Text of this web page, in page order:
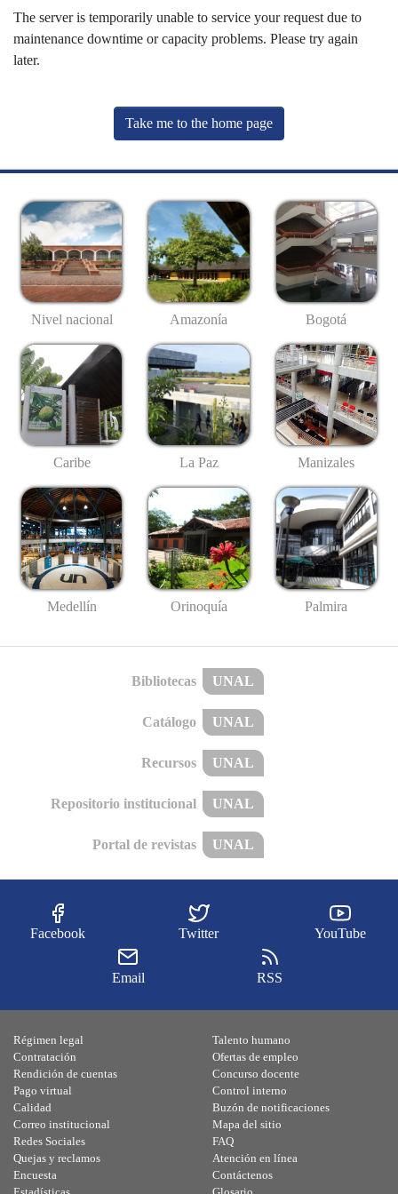
The server is temporarily unable to service your request due to
maintenance downtime or capacity problems. Please try again
later.
Take me to the home page
Nivel nacional Amazonía Bogotá
Caribe La Paz Manizales
Medellín Orinoquía Palmira
Bibliotecas UNAL
Catálogo UNAL
Recursos UNAL
Repositorio institucional UNAL
Portal de revistas UNAL
Facebook Twitter YouTube
Email RSS
Régimen legal
Contratación
Rendición de cuentas
Pago virtual
Calidad
Talento humano
Ofertas de empleo
Concurso docente
Control interno
Buzón de notificaciones
Correo institucional
Redes Sociales
Quejas y reclamos
Encuesta
Mapa del sitio
FAQ
Atención en línea
Contáctenos